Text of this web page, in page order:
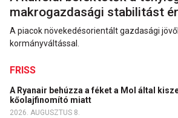
makrogazdasági stabilitást
A piacok növekedésorientált gazdasági
kormányváltással.
FRISS
A Ryanair behúzza a féket a Mol által
kőolajfinomító miatt
2026. AUGUSZTUS 8.